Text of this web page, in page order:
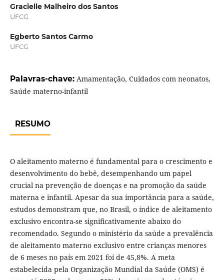
Gracielle Malheiro dos Santos
UFCG
Egberto Santos Carmo
UFCG
Palavras-chave: Amamentação, Cuidados com neonatos,
Saúde materno-infantil
RESUMO
O aleitamento materno é fundamental para o crescimento e
desenvolvimento do bebê, desempenhando um papel
crucial na prevenção de doenças e na promoção da saúde
materna e infantil. Apesar da sua importância para a saúde,
estudos demonstram que, no Brasil, o índice de aleitamento
exclusivo encontra-se significativamente abaixo do
recomendado. Segundo o ministério da saúde a prevalência
de aleitamento materno exclusivo entre crianças menores
de 6 meses no país em 2021 foi de 45,8%. A meta
estabelecida pela Organização Mundial da Saúde (OMS) é